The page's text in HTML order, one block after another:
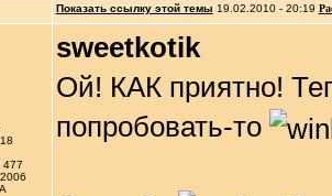
Показать ссылку этой темы 19.02.2010 - 20:19
477
sweetkotik
Ой! КАК приятно!
попробовать-то